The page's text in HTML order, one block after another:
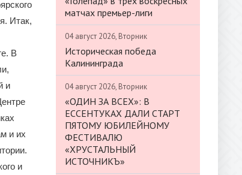
Итак,
В
и
и их
и
матчах премьер-лиги
04 август 2026, Вторник
Историческая победа
Калининграда
04 август 2026, Вторник
«ОДИН ЗА ВСЕХ»: В
ЕССЕНТУКАХ ДАЛИ СТАРТ
ПЯТОМУ ЮБИЛЕЙНОМУ
ФЕСТИВАЛЮ
«ХРУСТАЛЬНЫЙ
ИСТОЧНИКЪ»